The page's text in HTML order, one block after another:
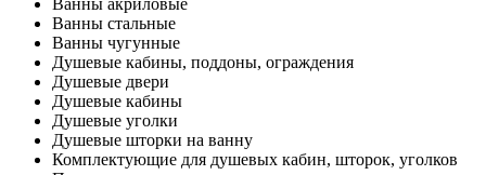
Ванны акриловые
Ванны стальные
Ванны чугунные
Душевые кабины, поддоны, ограждения
Душевые двери
Душевые кабины
Душевые уголки
Душевые шторки на ванну
Комплектующие для душевых кабин, шторок, уголков